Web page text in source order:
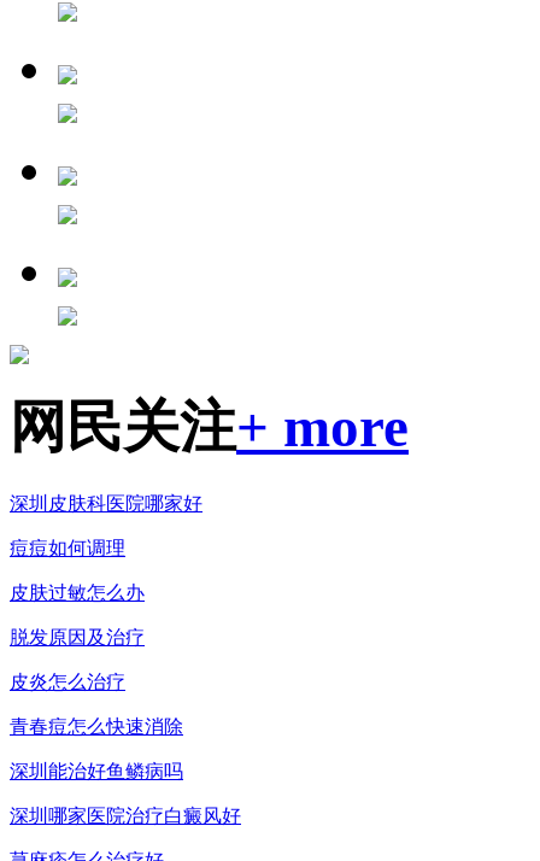
网民关注+ more
深圳皮肤科医院哪家好
痘痘如何调理
皮肤过敏怎么办
脱发原因及治疗
皮炎怎么治疗
青春痘怎么快速消除
深圳能治好鱼鳞病吗
深圳哪家医院治疗白癜风好